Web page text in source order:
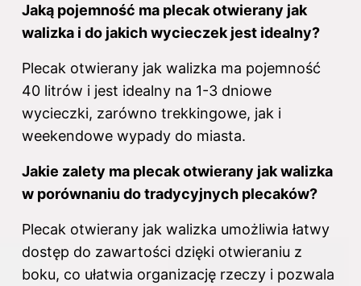
Jaką pojemność ma plecak otwierany jak
walizka i do jakich wycieczek jest idealny?
Plecak otwierany jak walizka ma pojemność
40 litrów i jest idealny na 1-3 dniowe
wycieczki, zarówno trekkingowe, jak i
weekendowe wypady do miasta.
Jakie zalety ma plecak otwierany jak walizka
w porównaniu do tradycyjnych plecaków?
Plecak otwierany jak walizka umożliwia łatwy
dostęp do zawartości dzięki otwieraniu z
boku, co ułatwia organizację rzeczy i pozwala